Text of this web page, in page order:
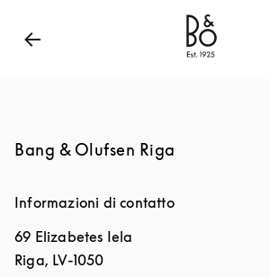
Bang & Olufsen -
Bang & Olufsen Riga
Informazioni di contatto
69 Elizabetes Iela
Riga, LV-1050